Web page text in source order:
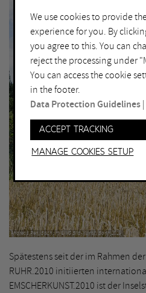
Andreas Ren, Bochum © VG Bild-Kunst, Bonn 2019
Spätestens seit der im Rahmen
RUHR.2010 initiierten
EMSCHERKUNST.2010 ist der
We use cookies to provide
experience for you. By
you agree to this. You can
reject the processing under
You can access the cookie
in the footer.
Data Protection Guidelines
Accept tracking
Manage Cookies setup